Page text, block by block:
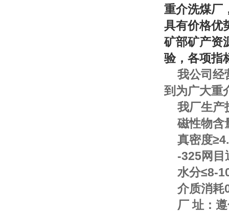
重介洗煤厂
具有价格优
矿部矿产资
验，各项指
我公司经
到为广大重
我厂生产
磁性物含
真密度
-325网目
水分≤8-
介质消耗
厂 址：